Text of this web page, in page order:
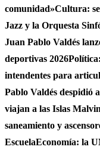
comunidad»Cultura:
Jazz y la Orquesta
Juan Pablo Valdés
deportivas 2026
intendentes para
Pablo Valdés despidió
viajan a las Islas
saneamiento y
EscuelaEconomía: la